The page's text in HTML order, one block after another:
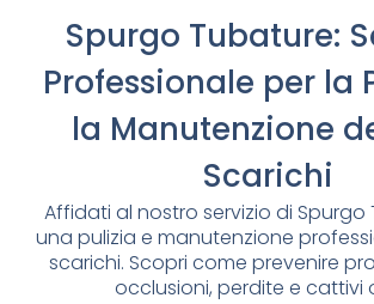
Spurgo Tubature:
Professionale per la
la Manutenzione
Scarichi
Affidati al nostro servizio di Spurgo
una pulizia e manutenzione
scarichi. Scopri come prevenire
occlusioni, perdite e cattivi